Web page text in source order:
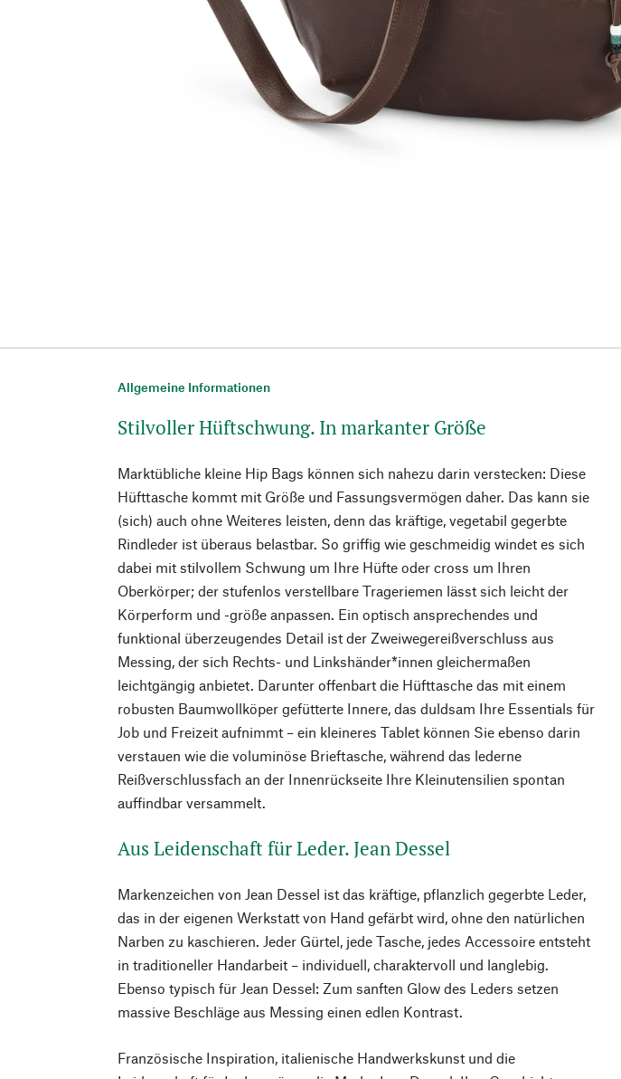
Allgemeine Informationen
Stilvoller Hüftschwung. In markanter Größe
Marktübliche kleine Hip Bags können sich nahezu darin verstecken: Diese
Hüfttasche kommt mit Größe und Fassungsvermögen daher. Das kann sie
(sich) auch ohne Weiteres leisten, denn das kräftige, vegetabil gegerbte
Rindleder ist überaus belastbar. So griffig wie geschmeidig windet es sich
dabei mit stilvollem Schwung um Ihre Hüfte oder cross um Ihren
Oberkörper; der stufenlos verstellbare Trageriemen lässt sich leicht der
Körperform und -größe anpassen. Ein optisch ansprechendes und
funktional überzeugendes Detail ist der Zweiwegereißverschluss aus
Messing, der sich Rechts- und Linkshänder*innen gleichermaßen
leichtgängig anbietet. Darunter offenbart die Hüfttasche das mit einem
robusten Baumwollköper gefütterte Innere, das duldsam Ihre Essentials für
Job und Freizeit aufnimmt – ein kleineres Tablet können Sie ebenso darin
verstauen wie die voluminöse Brieftasche, während das lederne
Reißverschlussfach an der Innenrückseite Ihre Kleinutensilien spontan
auffindbar versammelt.
Aus Leidenschaft für Leder. Jean Dessel
Markenzeichen von Jean Dessel ist das kräftige, pflanzlich gegerbte Leder,
das in der eigenen Werkstatt von Hand gefärbt wird, ohne den natürlichen
Narben zu kaschieren. Jeder Gürtel, jede Tasche, jedes Accessoire entsteht
in traditioneller Handarbeit – individuell, charaktervoll und langlebig.
Ebenso typisch für Jean Dessel: Zum sanften Glow des Leders setzen
massive Beschläge aus Messing einen edlen Kontrast.
Französische Inspiration, italienische Handwerkskunst und die